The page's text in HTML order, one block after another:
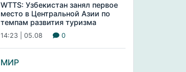
WTTS: Узбекистан занял первое
место в Центральной Азии по
темпам развития туризма
14:23 | 05.08 0
МИР